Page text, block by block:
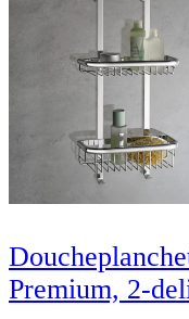
Premium, 2-